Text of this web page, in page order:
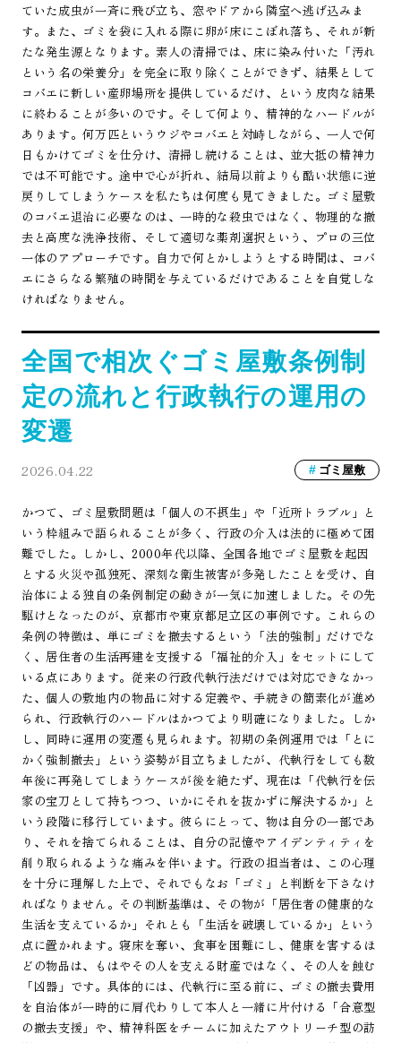
ていた成虫が一斉に飛び立ち、窓やドアから隣室へ逃げ込みま
す。また、ゴミを袋に入れる際に卵が床にこぼれ落ち、それが新
たな発生源となります。素人の清掃では、床に染み付いた「汚れ
という名の栄養分」を完全に取り除くことができず、結果として
コバエに新しい産卵場所を提供しているだけ、という皮肉な結果
に終わることが多いのです。そして何より、精神的なハードルが
あります。何万匹というウジやコバエと対峙しながら、一人で何
日もかけてゴミを仕分け、清掃し続けることは、並大抵の精神力
では不可能です。途中で心が折れ、結局以前よりも酷い状態に逆
戻りしてしまうケースを私たちは何度も見てきました。ゴミ屋敷
のコバエ退治に必要なのは、一時的な殺虫ではなく、物理的な撤
去と高度な洗浄技術、そして適切な薬剤選択という、プロの三位
一体のアプローチです。自力で何とかしようとする時間は、コバ
エにさらなる繁殖の時間を与えているだけであることを自覚しな
ければなりません。
全国で相次ぐゴミ屋敷条例制
定の流れと行政執行の運用の
変遷
2026.04.22 ゴミ屋敷
かつて、ゴミ屋敷問題は「個人の不摂生」や「近所トラブル」と
いう枠組みで語られることが多く、行政の介入は法的に極めて困
難でした。しかし、2000年代以降、全国各地でゴミ屋敷を起因
とする火災や孤独死、深刻な衛生被害が多発したことを受け、自
治体による独自の条例制定の動きが一気に加速しました。その先
駆けとなったのが、京都市や東京都足立区の事例です。これらの
条例の特徴は、単にゴミを撤去するという「法的強制」だけでな
く、居住者の生活再建を支援する「福祉的介入」をセットにして
いる点にあります。従来の行政代執行法だけでは対応できなかっ
た、個人の敷地内の物品に対する定義や、手続きの簡素化が進め
られ、行政執行のハードルはかつてより明確になりました。しか
し、同時に運用の変遷も見られます。初期の条例運用では「とに
かく強制撤去」という姿勢が目立ちましたが、代執行をしても数
年後に再発してしまうケースが後を絶たず、現在は「代執行を伝
家の宝刀として持ちつつ、いかにそれを抜かずに解決するか」と
いう段階に移行しています。彼らにとって、物は自分の一部であ
り、それを捨てられることは、自分の記憶やアイデンティティを
削り取られるような痛みを伴います。行政の担当者は、この心理
を十分に理解した上で、それでもなお「ゴミ」と判断を下さなけ
ればなりません。その判断基準は、その物が「居住者の健康的な
生活を支えているか」それとも「生活を破壊しているか」という
点に置かれます。寝床を奪い、食事を困難にし、健康を害するほ
どの物品は、もはやその人を支える財産ではなく、その人を蝕む
「凶器」です。具体的には、代執行に至る前に、ゴミの撤去費用
を自治体が一時的に肩代わりして本人と一緒に片付ける「合意型
の撤去支援」や、精神科医をチームに加えたアウトリーチ型の訪